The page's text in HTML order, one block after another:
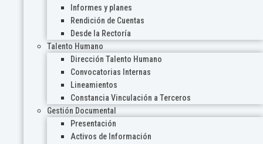
Informes y planes
Rendición de Cuentas
Desde la Rectoría
Talento Humano
Dirección Talento Humano
Convocatorias Internas
Lineamientos
Constancia Vinculación a Terceros
Gestión Documental
Presentación
Activos de Información